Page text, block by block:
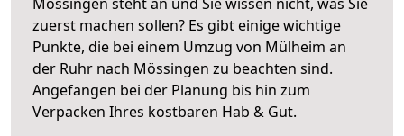
zuerst machen sollen? Es gibt einige wichtige
Punkte, die bei einem Umzug von Mülheim an
der Ruhr nach Mössingen zu beachten sind.
Angefangen bei der Planung bis hin zum
Verpacken Ihres kostbaren Hab & Gut.